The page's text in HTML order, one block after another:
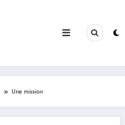
Une mission